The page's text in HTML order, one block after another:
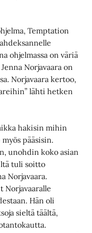
Temptation
ohjelmassa on väriä
Norjavaara on
Norjavaara kertoo,
lähti hetken
hakisin mihin
pääsisin.
unohdin koko asian
tuli soitto
Norjavaara.
Norjavaaralle
Hän oli
sieltä täältä,